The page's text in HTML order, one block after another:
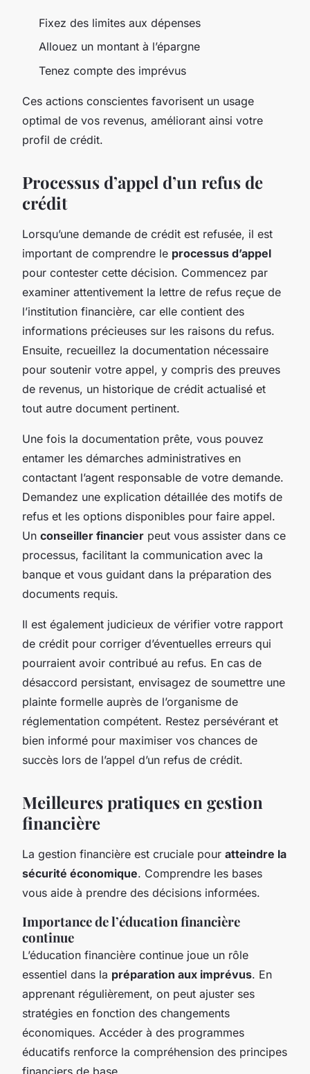
Fixez des limites aux dépenses
Allouez un montant à l’épargne
Tenez compte des imprévus
Ces actions conscientes favorisent un usage
optimal de vos revenus, améliorant ainsi votre
profil de crédit.
Processus d’appel d’un refus de
crédit
Lorsqu’une demande de crédit est refusée, il est
important de comprendre le processus d’appel
pour contester cette décision. Commencez par
examiner attentivement la lettre de refus reçue de
l’institution financière, car elle contient des
informations précieuses sur les raisons du refus.
Ensuite, recueillez la documentation nécessaire
pour soutenir votre appel, y compris des preuves
de revenus, un historique de crédit actualisé et
tout autre document pertinent.
Une fois la documentation prête, vous pouvez
entamer les démarches administratives en
contactant l’agent responsable de votre demande.
Demandez une explication détaillée des motifs de
refus et les options disponibles pour faire appel.
Un conseiller financier peut vous assister dans ce
processus, facilitant la communication avec la
banque et vous guidant dans la préparation des
documents requis.
Il est également judicieux de vérifier votre rapport
de crédit pour corriger d’éventuelles erreurs qui
pourraient avoir contribué au refus. En cas de
désaccord persistant, envisagez de soumettre une
plainte formelle auprès de l’organisme de
réglementation compétent. Restez persévérant et
bien informé pour maximiser vos chances de
succès lors de l’appel d’un refus de crédit.
Meilleures pratiques en gestion
financière
La gestion financière est cruciale pour atteindre la
sécurité économique. Comprendre les bases
vous aide à prendre des décisions informées.
Importance de l’éducation financière
continue
L’éducation financière continue joue un rôle
essentiel dans la préparation aux imprévus. En
apprenant régulièrement, on peut ajuster ses
stratégies en fonction des changements
économiques. Accéder à des programmes
éducatifs renforce la compréhension des principes
financiers de base.